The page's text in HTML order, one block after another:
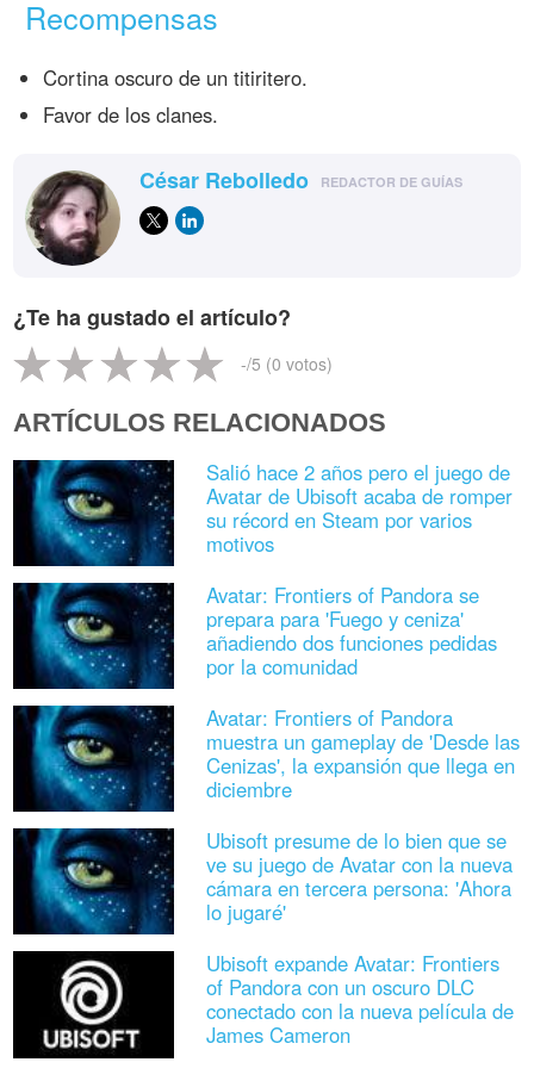
Recompensas
Cortina oscuro de un titiritero.
Favor de los clanes.
César Rebolledo REDACTOR DE GUÍAS
¿Te ha gustado el artículo?
-/5 (0 votos)
ARTÍCULOS RELACIONADOS
Salió hace 2 años pero el juego de
Avatar de Ubisoft acaba de romper
su récord en Steam por varios
motivos
Avatar: Frontiers of Pandora se
prepara para 'Fuego y ceniza'
añadiendo dos funciones pedidas
por la comunidad
Avatar: Frontiers of Pandora
muestra un gameplay de 'Desde las
Cenizas', la expansión que llega en
diciembre
Ubisoft presume de lo bien que se
ve su juego de Avatar con la nueva
cámara en tercera persona: 'Ahora
lo jugaré'
Ubisoft expande Avatar: Frontiers
of Pandora con un oscuro DLC
conectado con la nueva película de
James Cameron